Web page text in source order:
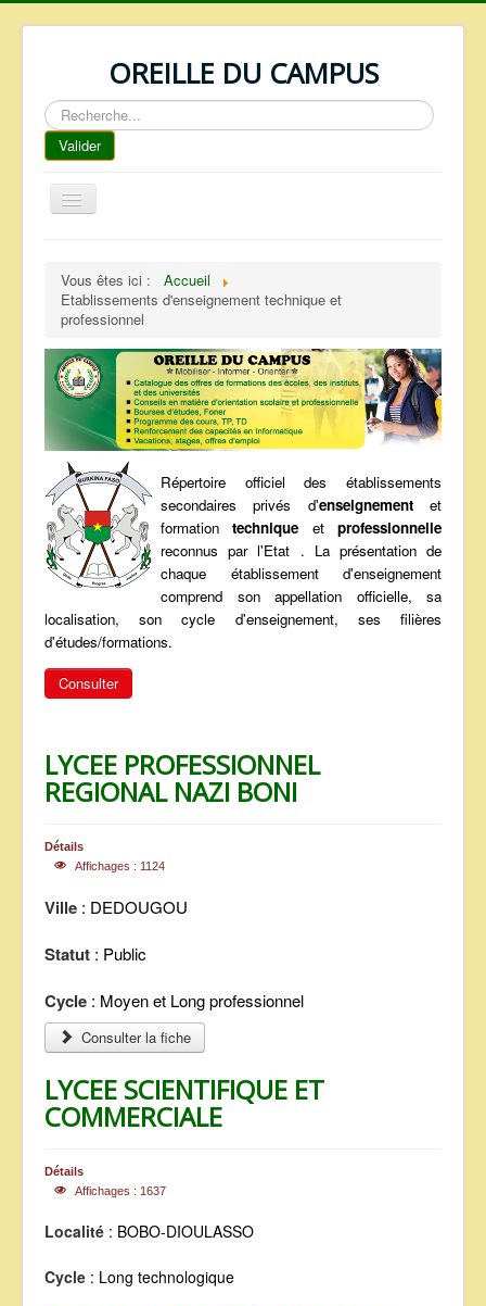
OREILLE DU CAMPUS
Rechercher
Valider
Basculer
la
REPERTOIRE
QUI SOMMES NOUS ?
NOS SERVICES
FAQ
CONTACTS
TELECHARGEMENTS
ANNONCES
Vous êtes ici :
Accueil
Etablissements d'enseignement technique et
professionnel
Répertoire officiel des établissements
secondaires privés d'enseignementet
formationtechnique etprofessionnelle
reconnus par l'Etat . La présentation de
chaque établissement d'enseignement
comprend son appellation officielle, sa
localisation, son cycle d'enseignement, ses filières
d'études/formations.
Consulter
LYCEE PROFESSIONNEL
REGIONAL NAZI BONI
Détails
Affichages : 1124
Ville : DEDOUGOU
Statut : Public
Cycle : Moyen et Long professionnel
Consulter la fiche
LYCEE SCIENTIFIQUE ET
COMMERCIALE
Détails
Affichages : 1637
Localité : BOBO-DIOULASSO
Cycle : Long technologique